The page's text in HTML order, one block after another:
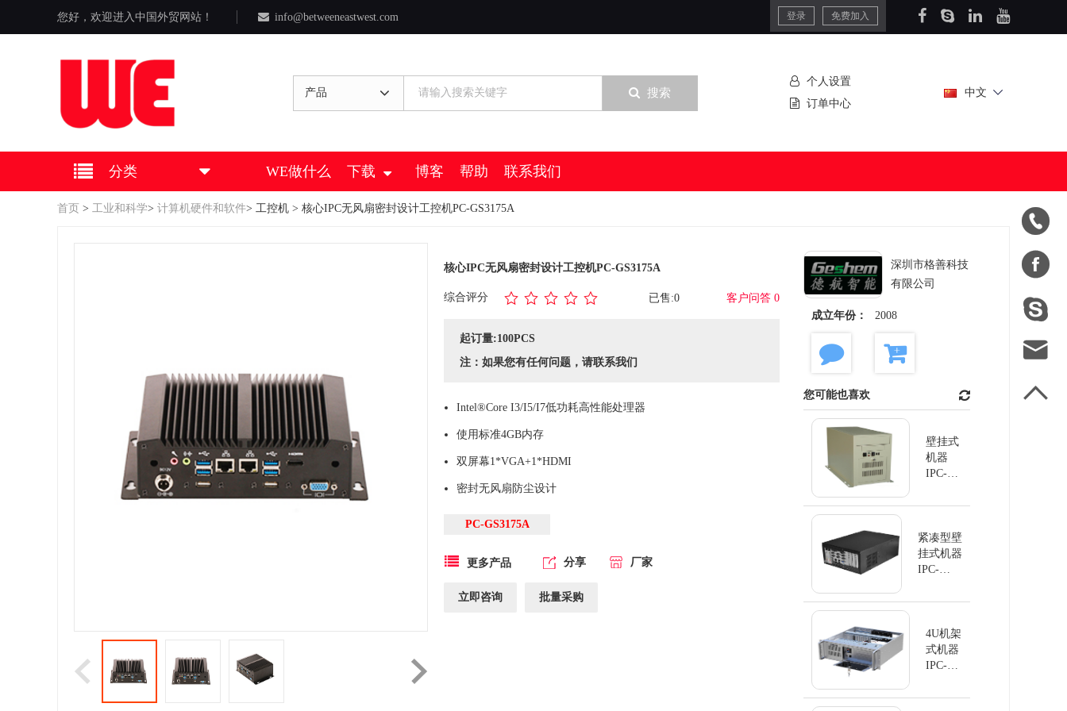
您好，欢迎进入中国外贸网站！ info@betweeneastwest.com 登录 免费加入





产品 搜索
个人设置
订单中心
中文
分类 WE做什么 下载 博客 帮助 联系我们
首页 > 工业和科学> 计算机硬件和软件> 工控机 > 核心IPC无风扇密封设计工控机PC-GS3175A
核心IPC无风扇密封设计工控机PC-GS3175A
综合评分 已售:0 客户问答 0
起订量:100PCS
注：如果您有任何问题，请联系我们
Intel®Core I3/I5/I7低功耗高性能处理器
使用标准4GB内存
双屏幕1*VGA+1*HDMI
密封无风扇防尘设计
PC-GS3175A
更多产品 分享 厂家
立即咨询 批量采购
深圳市格善科技
有限公司
成立年份： 2008
您可能也喜欢
壁挂式
机器
IPC-
紧凑型壁
挂式机器
IPC-
4U机架
式机器
IPC-